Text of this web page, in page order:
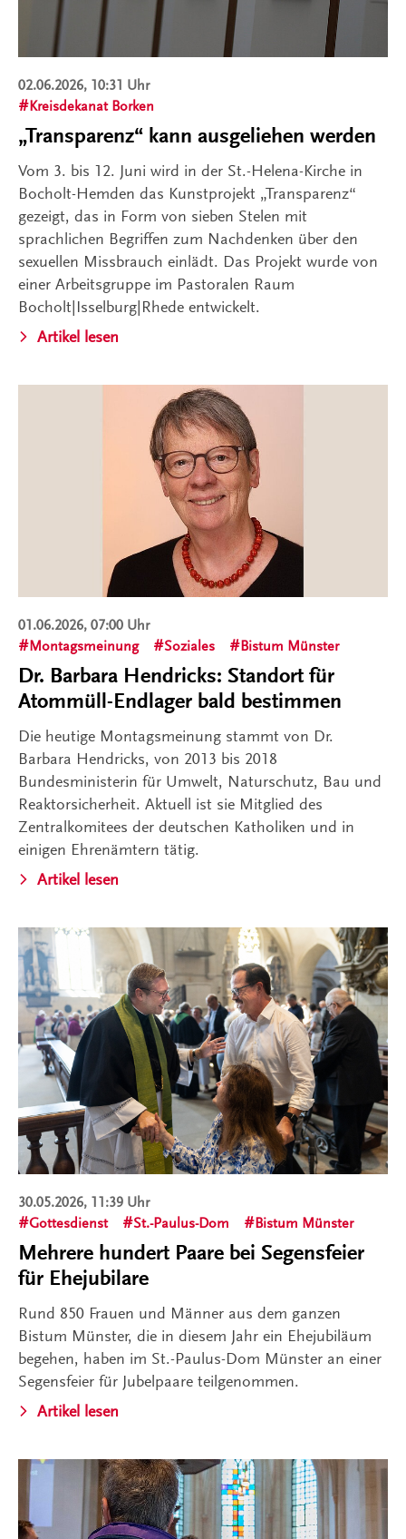
02.06.2026, 10:31 Uhr
Kreisdekanat Borken
„Transparenz“ kann ausgeliehen werden
Vom 3. bis 12. Juni wird in der St.-Helena-Kirche in
Bocholt-Hemden das Kunstprojekt „Transparenz“
gezeigt, das in Form von sieben Stelen mit
sprachlichen Begriffen zum Nachdenken über den
sexuellen Missbrauch einlädt. Das Projekt wurde von
einer Arbeitsgruppe im Pastoralen Raum
Bocholt|Isselburg|Rhede entwickelt.
Artikel lesen
01.06.2026, 07:00 Uhr
Montagsmeinung
Soziales Bistum Münster
Dr. Barbara Hendricks: Standort für
Atommüll-Endlager bald bestimmen
Die heutige Montagsmeinung stammt von Dr.
Barbara Hendricks, von 2013 bis 2018
Bundesministerin für Umwelt, Naturschutz, Bau und
Reaktorsicherheit. Aktuell ist sie Mitglied des
Zentralkomitees der deutschen Katholiken und in
einigen Ehrenämtern tätig.
Artikel lesen
30.05.2026, 11:39 Uhr
Gottesdienst
St.-Paulus-Dom Bistum Münster
Mehrere hundert Paare bei Segensfeier
für Ehejubilare
Rund 850 Frauen und Männer aus dem ganzen
Bistum Münster, die in diesem Jahr ein Ehejubiläum
begehen, haben im St.-Paulus-Dom Münster an einer
Segensfeier für Jubelpaare teilgenommen.
Artikel lesen